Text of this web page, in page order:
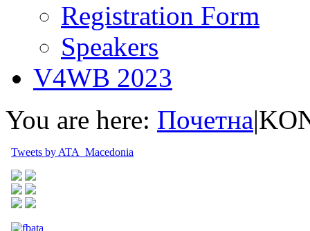
Registration Form
Speakers
V4WB 2023
You are here: Почетна|
Tweets by ATA_Macedonia